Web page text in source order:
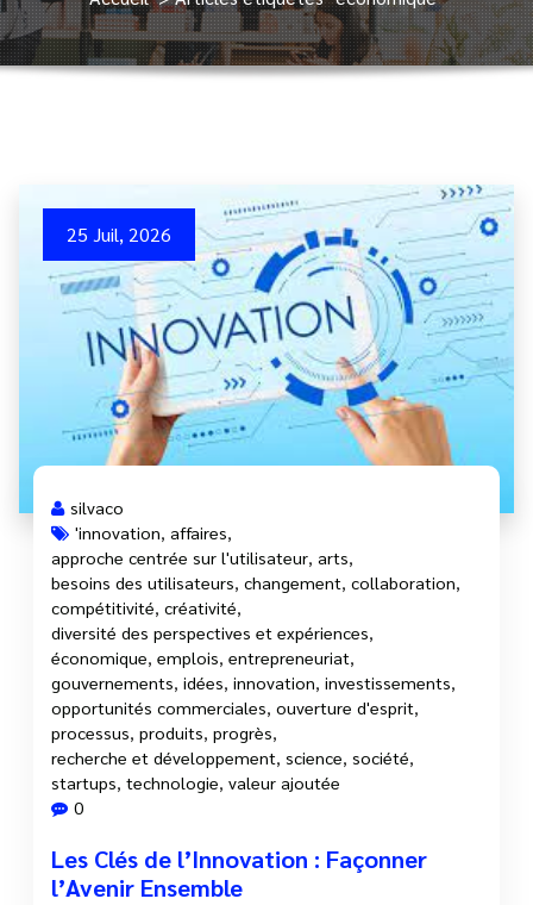
25 Juil, 2026
silvaco
'innovation, affaires,
approche centrée sur l'utilisateur, arts,
besoins des utilisateurs, changement, collaboration,
compétitivité, créativité,
diversité des perspectives et expériences,
économique, emplois, entrepreneuriat,
gouvernements, idées, innovation, investissements,
opportunités commerciales, ouverture d'esprit,
processus, produits, progrès,
recherche et développement, science, société,
startups, technologie, valeur ajoutée
0
Les Clés de l’Innovation : Façonner
l’Avenir Ensemble